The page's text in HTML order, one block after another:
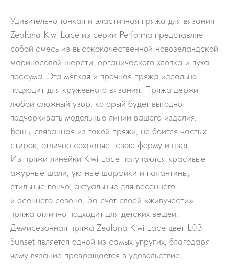
Удивительно тонкая и эластичная пряжа для вязания
Zealana Kiwi Lace из серии Performa представляет
собой смесь из высококачественной новозеландской
мериносовой шерсти, органического хлопка и пуха
поссума. Эта мягкая и прочная пряжа идеально
подходит для кружевного вязания. Пряжа держит
любой сложный узор, который будет выгодно
подчеркивать модельные линии вашего изделия.
Вещь, связанная из такой пряжи, не боится частых
стирок, отлично сохраняет свою форму и цвет.
Из пряжи линейки Kiwi Lace получаются красивые
ажурные шали, уютные шарфики и палантины,
стильные пончо, актуальные для весеннего
и осеннего сезона. За счет своей «живучести»
пряжа отлично подходит для детских вещей.
Демисезонная пряжа Zealana Kiwi Lace цвет L03
Sunset является одной из самых упругих, благодаря
чему вязание превращается в удовольствие.